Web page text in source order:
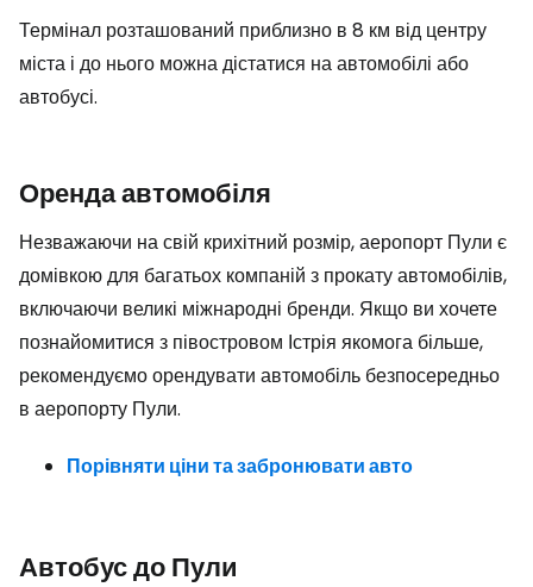
Термінал розташований приблизно в 8 км від центру
міста і до нього можна дістатися на автомобілі або
автобусі.
Оренда автомобіля
Незважаючи на свій крихітний розмір, аеропорт Пули є
домівкою для багатьох компаній з прокату автомобілів,
включаючи великі міжнародні бренди. Якщо ви хочете
познайомитися з півостровом Істрія якомога більше,
рекомендуємо орендувати автомобіль безпосередньо
в аеропорту Пули.
Порівняти ціни та забронювати авто
Автобус до Пули